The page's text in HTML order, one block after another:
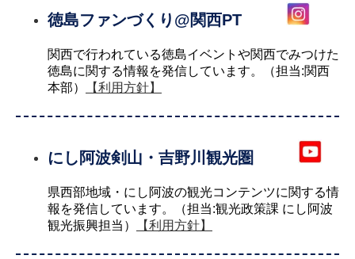
徳島ファンづくり@関西PT
関西で行われている徳島イベントや関西でみつけた
徳島に関する情報を発信しています。（担当:関西
本部）
【利用方針】
にし阿波剣山・吉野川観光圏
県西部地域・にし阿波の観光コンテンツに関する情
報を発信しています。（担当:観光政策課 にし阿波
観光振興担当）
【利用方針】